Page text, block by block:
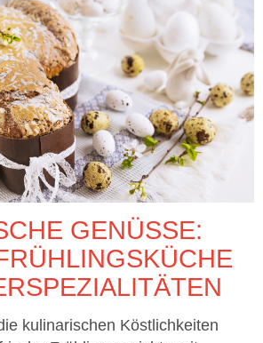
GENÜSSE:
kulinarischen Köstlichkeiten